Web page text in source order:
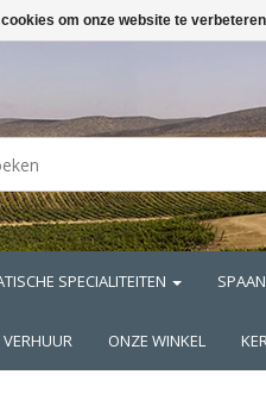
SPECIALITEITEN
VERHUUR ONZE WINKEL
om onze website te